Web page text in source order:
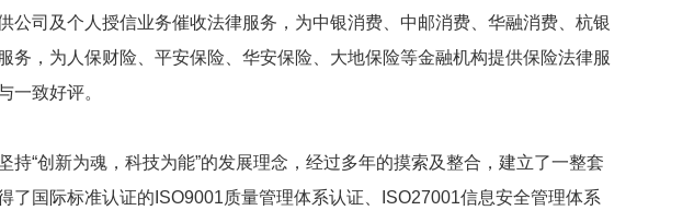
公司及个人授信业务催收法律服务，为中银消费、中邮消费、华融消费、杭银
务，为人保财险、平安保险、华安保险、大地保险等金融机构提供保险法律服
一致好评。
“创新为魂，科技为能”的发展理念，经过多年的摸索及整合，建立了一整套
了国际标准认证的ISO9001质量管理体系认证、ISO27001信息安全管理体系